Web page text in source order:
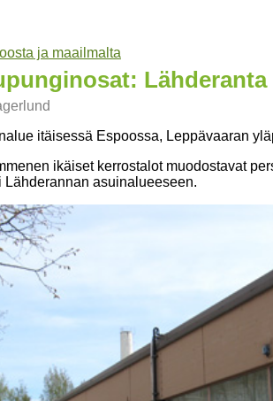
ja maailmalta
Lähderanta
itäisessä Espoossa, Leppävaaran
ikäiset kerrostalot muodostavat
Lähderannan asuinalueeseen.